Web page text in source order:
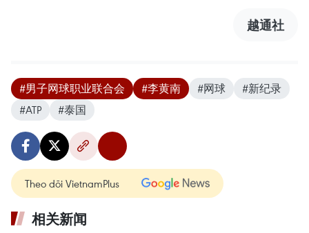
越通社
#男子网球职业联合会 #李黄南 #网球
#新纪录
#ATP
#泰国
Theo dõi VietnamPlus
相关新闻